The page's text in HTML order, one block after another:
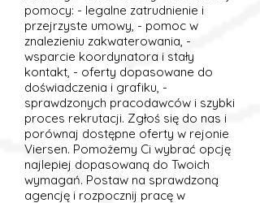
pomocy: - legalne zatrudnienie i
przejrzyste umowy, - pomoc w
znalezieniu zakwaterowania, -
wsparcie koordynatora i stały
kontakt, - oferty dopasowane do
doświadczenia i grafiku, -
sprawdzonych pracodawców i szybki
proces rekrutacji. Zgłoś się do nas i
porównaj dostępne oferty w rejonie
Viersen. Pomożemy Ci wybrać opcję
najlepiej dopasowaną do Twoich
wymagań. Postaw na sprawdzoną
agencję i rozpocznij pracę w